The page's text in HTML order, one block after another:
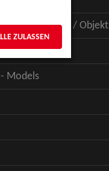
- Figur / Puppe / Objekt
Talents
Models
ZULASSEN